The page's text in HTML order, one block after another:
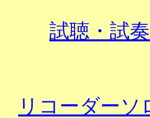
試聴・試
リコーダー